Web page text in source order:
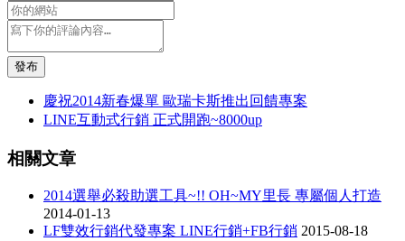
發布
慶祝2014新春爆單 歐瑞卡斯推出回饋專案
LINE互動式行銷 正式開跑~8000up
相關文章
2014選舉必殺助選工具~!! OH~MY里長 專屬個人打造
2014-01-13
LF雙效行銷代發專案 LINE行銷+FB行銷 2015-08-18